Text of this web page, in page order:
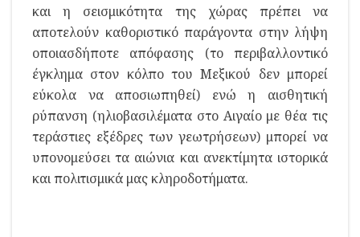
και η σεισμικότητα της χώρας πρέπει να
αποτελούν καθοριστικό παράγοντα στην λήψη
οποιασδήποτε απόφασης (το περιβαλλοντικό
έγκλημα στον κόλπο του Μεξικού δεν μπορεί
εύκολα να αποσιωπηθεί) ενώ η αισθητική
ρύπανση (ηλιοβασιλέματα στο Αιγαίο με θέα τις
τεράστιες εξέδρες των γεωτρήσεων) μπορεί να
υπονομεύσει τα αιώνια και ανεκτίμητα ιστορικά
και πολιτισμικά μας κληροδοτήματα.